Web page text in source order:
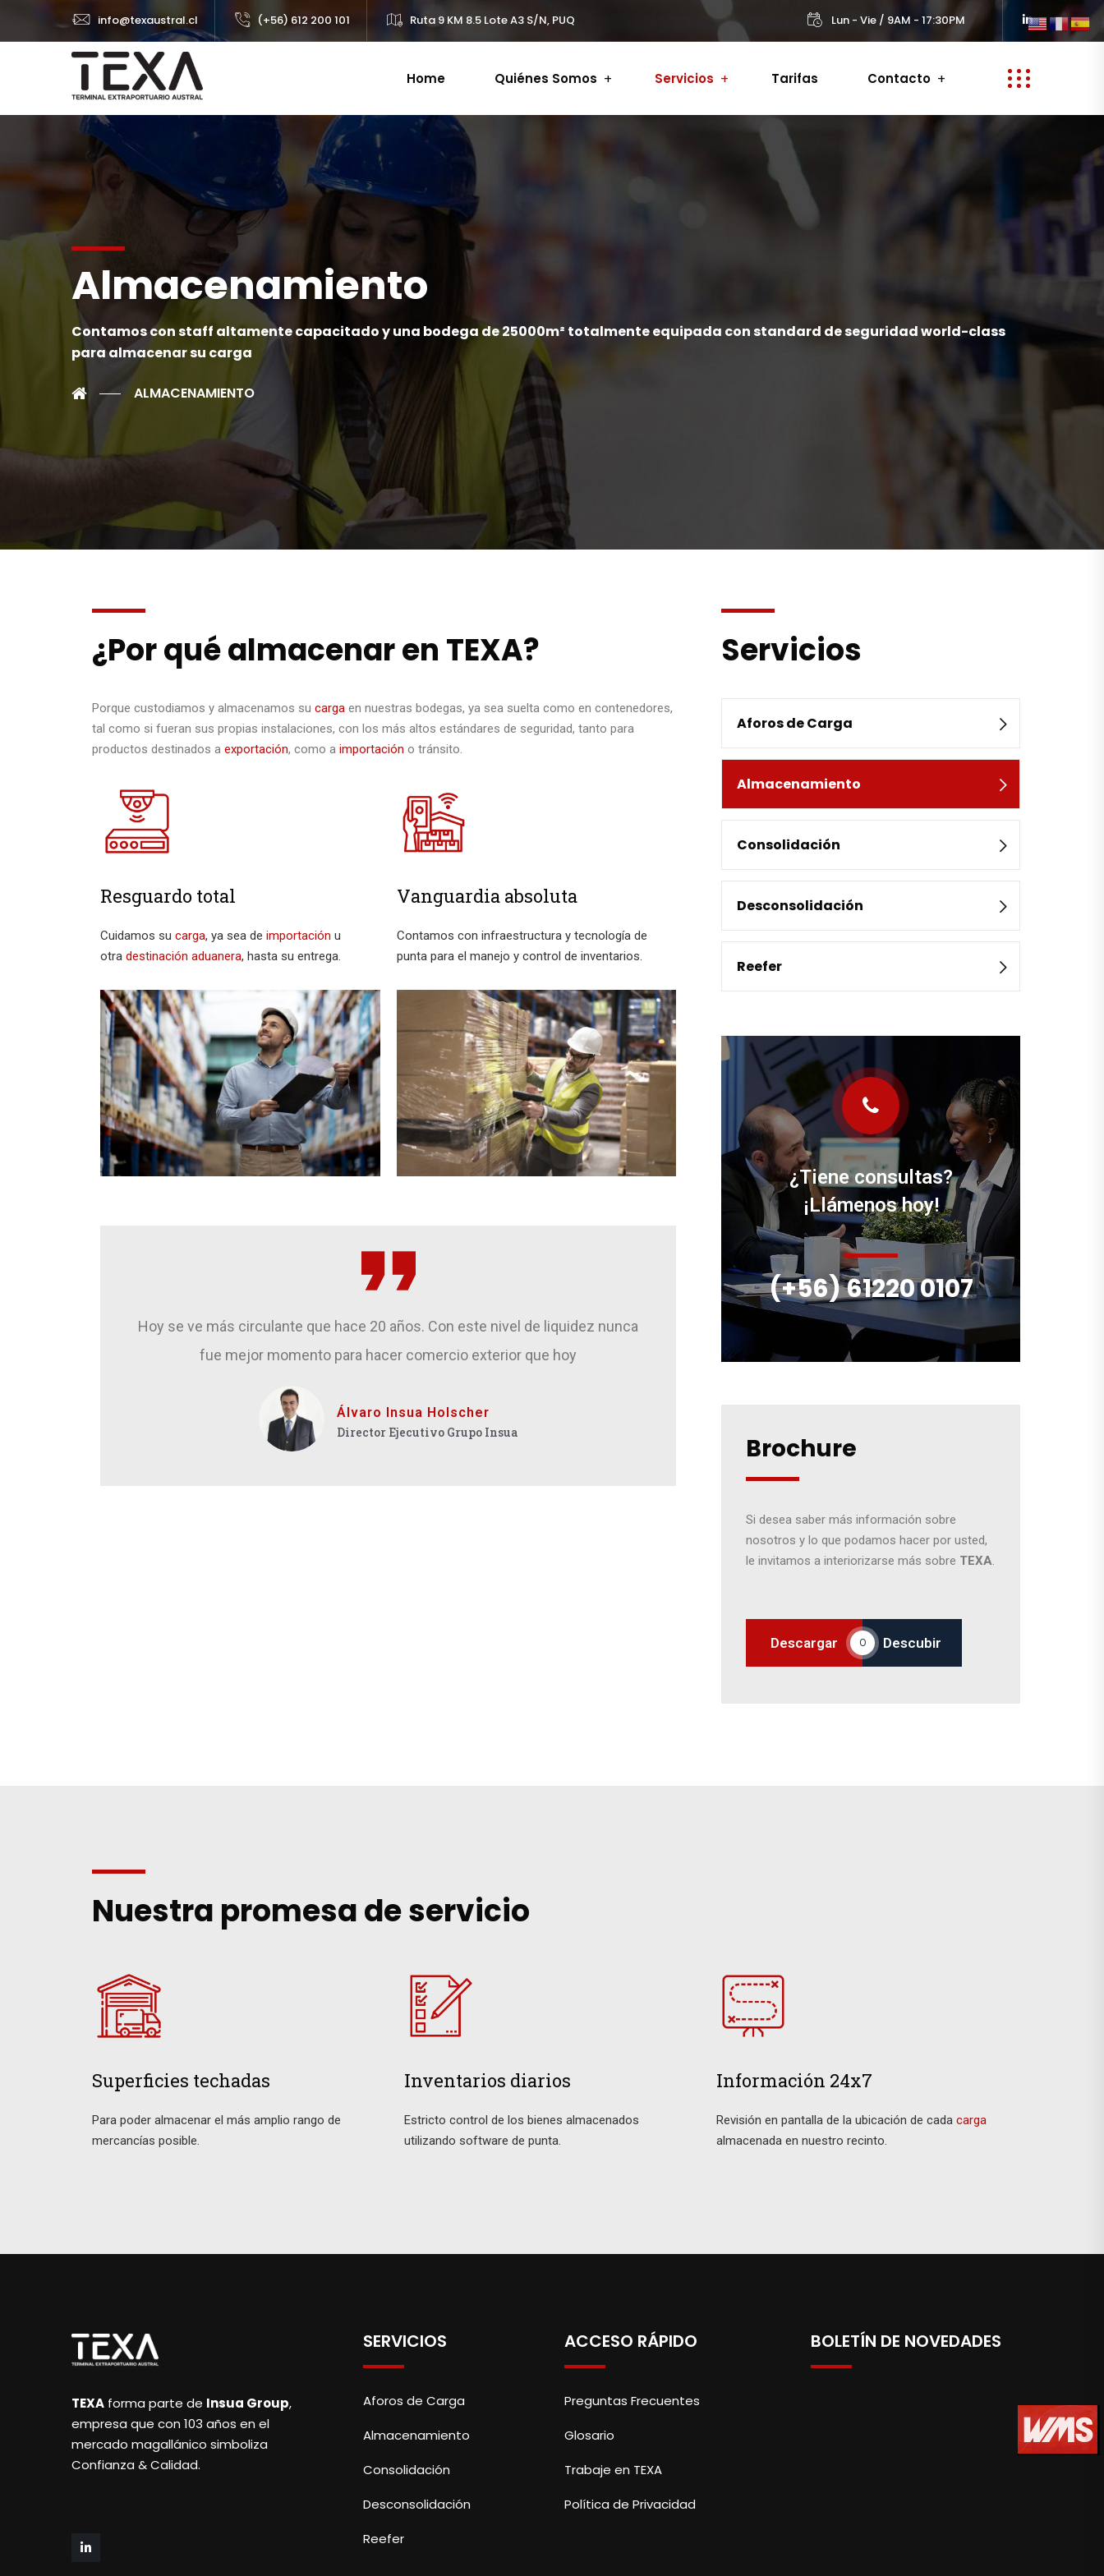
info@texaustral.cl (+56) 612 200 101 Ruta 9 KM 8.5 Lote A3 S/N, PUQ Lun - Vie / 9AM - 17:30PM
Home Quiénes Somos Servicios Tarifas Contacto
Almacenamiento
Contamos con staff altamente capacitado y una bodega de 25000m² totalmente equipada con standard de seguridad world-class
para almacenar su carga
ALMACENAMIENTO
¿Por qué almacenar en TEXA?
Porque custodiamos y almacenamos su carga en nuestras bodegas, ya sea suelta como en contenedores,
tal como si fueran sus propias instalaciones, con los más altos estándares de seguridad, tanto para
productos destinados a exportación, como a importación o tránsito.
Resguardo total
Cuidamos su carga, ya sea de importación u
otra destinación aduanera, hasta su entrega.
Vanguardia absoluta
Contamos con infraestructura y tecnología de
punta para el manejo y control de inventarios.
Hoy se ve más circulante que hace 20 años. Con este nivel de liquidez nunca
fue mejor momento para hacer comercio exterior que hoy
Álvaro Insua Holscher
Director Ejecutivo Grupo Insua
Servicios
Aforos de Carga
Almacenamiento
Consolidación
Desconsolidación
Reefer
¿Tiene consultas?
¡Llámenos hoy!
(+56) 61220 0107
Brochure
Si desea saber más información sobre
nosotros y lo que podamos hacer por usted,
le invitamos a interiorizarse más sobre TEXA.
Descargar O Descubir
Nuestra promesa de servicio
Superficies techadas
Para poder almacenar el más amplio rango de
mercancías posible.
Inventarios diarios
Estricto control de los bienes almacenados
utilizando software de punta.
Información 24x7
Revisión en pantalla de la ubicación de cada carga
almacenada en nuestro recinto.
TEXA forma parte de Insua Group,
empresa que con 103 años en el
mercado magallánico simboliza
Confianza & Calidad.
SERVICIOS
Aforos de Carga
Almacenamiento
Consolidación
Desconsolidación
Reefer
ACCESO RÁPIDO
Preguntas Frecuentes
Glosario
Trabaje en TEXA
Política de Privacidad
BOLETÍN DE NOVEDADES